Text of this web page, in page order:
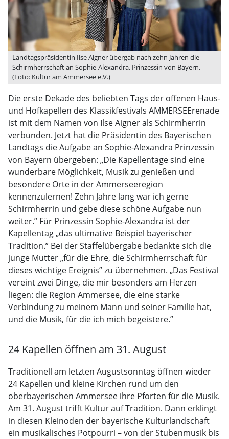
Landtagspräsidentin Ilse Aigner übergab nach zehn Jahren die
Schirmherrschaft an Sophie-Alexandra, Prinzessin von Bayern.
(Foto: Kultur am Ammersee e.V.)
Die erste Dekade des beliebten Tags der offenen Haus-
und Hofkapellen des Klassikfestivals AMMERSEErenade
ist mit dem Namen von Ilse Aigner als Schirmherrin
verbunden. Jetzt hat die Präsidentin des Bayerischen
Landtags die Aufgabe an Sophie-Alexandra Prinzessin
von Bayern übergeben: „Die Kapellentage sind eine
wunderbare Möglichkeit, Musik zu genießen und
besondere Orte in der Ammerseeregion
kennenzulernen! Zehn Jahre lang war ich gerne
Schirmherrin und gebe diese schöne Aufgabe nun
weiter.” Für Prinzessin Sophie-Alexandra ist der
Kapellentag „das ultimative Beispiel bayerischer
Tradition.” Bei der Staffelübergabe bedankte sich die
junge Mutter „für die Ehre, die Schirmherrschaft für
dieses wichtige Ereignis” zu übernehmen. „Das Festival
vereint zwei Dinge, die mir besonders am Herzen
liegen: die Region Ammersee, die eine starke
Verbindung zu meinem Mann und seiner Familie hat,
und die Musik, für die ich mich begeistere.”
24 Kapellen öffnen am 31. August
Traditionell am letzten Augustsonntag öffnen wieder
24 Kapellen und kleine Kirchen rund um den
oberbayerischen Ammersee ihre Pforten für die Musik.
Am 31. August trifft Kultur auf Tradition. Dann erklingt
in diesen Kleinoden der bayerische Kulturlandschaft
ein musikalisches Potpourri – von der Stubenmusik bis